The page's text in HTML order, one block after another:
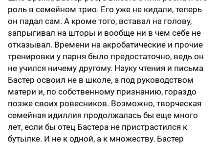
роль в семейном трио. Его уже не кидали, теперь
он падал сам. А кроме того, вставал на голову,
запрыгивал на шторы и вообще ни в чем себе не
отказывал. Времени на акробатические и прочие
тренировки у парня было предостаточно, ведь он
не учился ничему другому. Науку чтения и письма
Бастер освоил не в школе, а под руководством
матери и, по собственному признанию, гораздо
позже своих ровесников. Возможно, творческая
семейная идиллия продолжалась бы еще много
лет, если бы отец Бастера не пристрастился к
бутылке. И не к одной, а к множеству. Бастер